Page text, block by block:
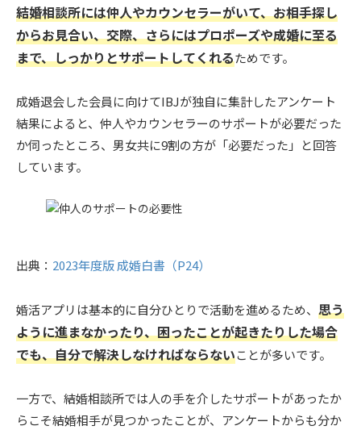
結婚相談所には仲人やカウンセラーがいて、お相手探し
からお見合い、交際、さらにはプロポーズや成婚に至る
まで、しっかりとサポートしてくれるためです。
成婚退会した会員に向けてIBJが独自に集計したアンケート
結果によると、仲人やカウンセラーのサポートが必要だった
か伺ったところ、男女共に9割の方が「必要だった」と回答
しています。
出典： 2023年度版 成婚白書（P24）
婚活アプリは基本的に自分ひとりで活動を進めるため、 思う
ように進まなかったり、困ったことが起きたりした場合
でも、自分で解決しなければならないことが多いです。
一方で、結婚相談所では人の手を介したサポートがあったか
らこそ結婚相手が見つかったことが、アンケートからも分か